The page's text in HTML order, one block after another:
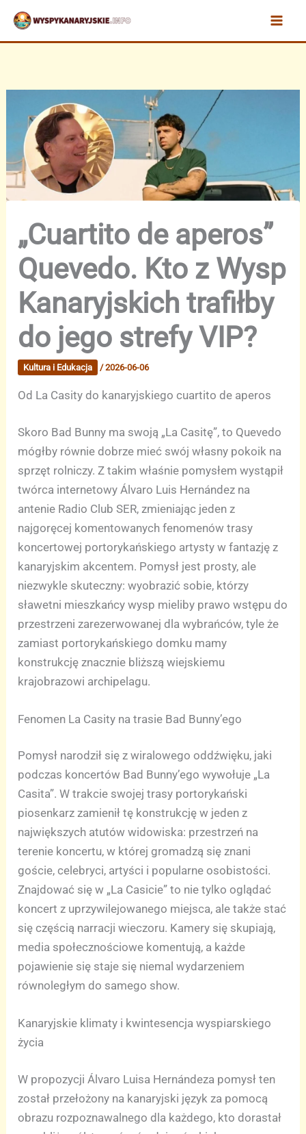
Przejdź
treści
„Cuartito de aperos”
Quevedo. Kto z Wysp
Kanaryjskich trafiłby
do jego strefy VIP?
Kultura i Edukacja /2026-06-06
Od La Casity do kanaryjskiego cuartito de aperos
Skoro Bad Bunny ma swoją „La Casitę”, to Quevedo
mógłby równie dobrze mieć swój własny pokoik na
sprzęt rolniczy. Z takim właśnie pomysłem wystąpił
twórca internetowy Álvaro Luis Hernández na
antenie Radio Club SER, zmieniając jeden z
najgoręcej komentowanych fenomenów trasy
koncertowej portorykańskiego artysty w fantazję z
kanaryjskim akcentem. Pomysł jest prosty, ale
niezwykle skuteczny: wyobrazić sobie, którzy
sławetni mieszkańcy wysp mieliby prawo wstępu do
przestrzeni zarezerwowanej dla wybrańców, tyle że
zamiast portorykańskiego domku mamy
konstrukcję znacznie bliższą wiejskiemu
krajobrazowi archipelagu.
Fenomen La Casity na trasie Bad Bunny’ego
Pomysł narodził się z wiralowego oddźwięku, jaki
podczas koncertów Bad Bunny’ego wywołuje „La
Casita”. W trakcie swojej trasy portorykański
piosenkarz zamienił tę konstrukcję w jeden z
największych atutów widowiska: przestrzeń na
terenie koncertu, w której gromadzą się znani
goście, celebryci, artyści i popularne osobistości.
Znajdować się w „La Casicie” to nie tylko oglądać
koncert z uprzywilejowanego miejsca, ale także stać
się częścią narracji wieczoru. Kamery się skupiają,
media społecznościowe komentują, a każde
pojawienie się staje się niemal wydarzeniem
równoległym do samego show.
Kanaryjskie klimaty i kwintesencja wyspiarskiego
życia
W propozycji Álvaro Luisa Hernándeza pomysł ten
został przełożony na kanaryjski język za pomocą
obrazu rozpoznawalnego dla każdego, kto dorastał